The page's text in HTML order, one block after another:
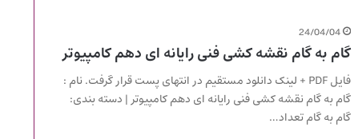
24/04/04
گام به گام نقشه کشی فنی رایانه ای دهم کامپیوتر
فایل PDF + لینک دانلود مستقیم در انتهای پست قرار گرفت. نام :
گام به گام نقشه کشی فنی رایانه ای دهم کامپیوتر | دسته بندی:
گام به گام تعداد…